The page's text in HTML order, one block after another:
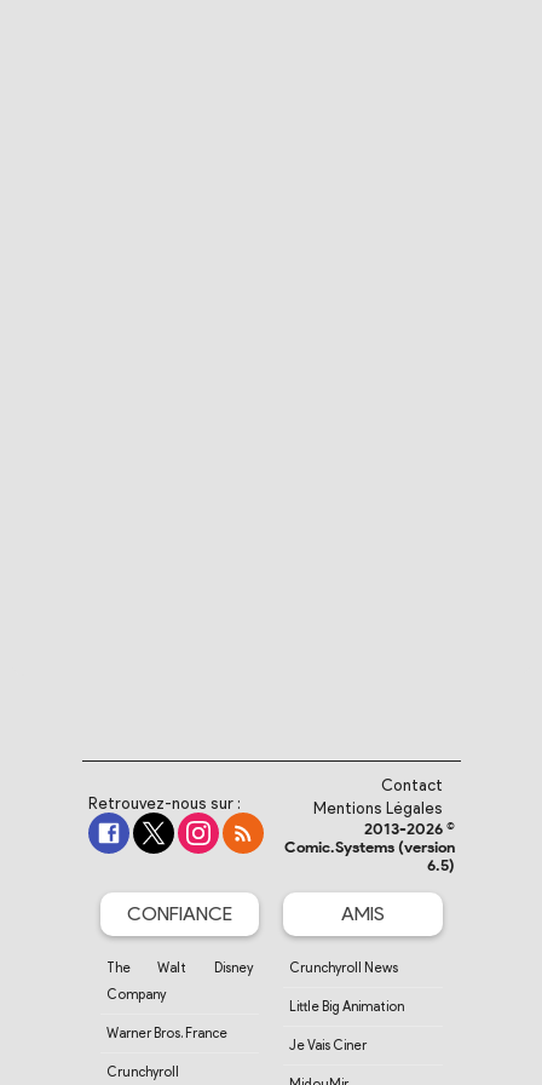
Retrouvez-nous sur :
Contact
Mentions Légales
2013-2026 ©
Comic.Systems (version
6.5)
CONFIANCE
The Walt Disney
Company
Warner Bros. France
Crunchyroll
AMIS
Crunchyroll News
Little Big Animation
Je Vais Ciner